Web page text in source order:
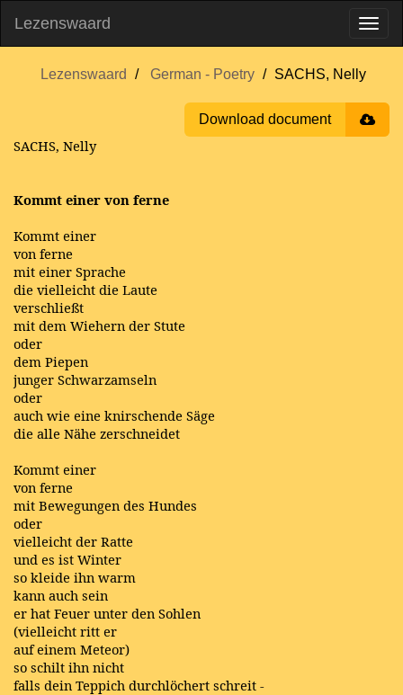
Lezenswaard
Lezenswaard German - Poetry SACHS, Nelly
Download document
SACHS, Nelly
Kommt einer von ferne
Kommt einer
von ferne
mit einer Sprache
die vielleicht die Laute
verschließt
mit dem Wiehern der Stute
oder
dem Piepen
junger Schwarzamseln
oder
auch wie eine knirschende Säge
die alle Nähe zerschneidet
Kommt einer
von ferne
mit Bewegungen des Hundes
oder
vielleicht der Ratte
und es ist Winter
so kleide ihn warm
kann auch sein
er hat Feuer unter den Sohlen
(vielleicht ritt er
auf einem Meteor)
so schilt ihn nicht
falls dein Teppich durchlöchert schreit -